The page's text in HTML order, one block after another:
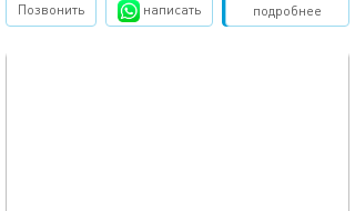
подробнее
Позвонить написать Забронировать